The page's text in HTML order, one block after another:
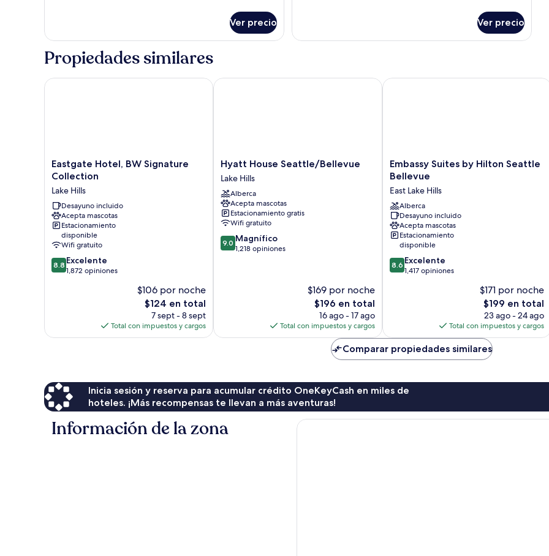
habitación
Ver precio
(View)
1
y
Ver precio
Propiedades similares
Eastgate
Hotel,
Signature
Collection
Lake
Hills
Eastgate Hotel, BW Signature
Collection
Lake Hills
Desayuno incluido
Acepta mascotas
Estacionamiento
disponible
Wifi gratuito
8.8
de
8.8 Excelente
1,872 opiniones
$106 por noche
El
precio
actual
es
$124 en total
7 sept - 8 sept
Total con impuestos y cargos
Eastgate Hotel, BW Signature Collection
Hyatt
House
Seattle/Bellevue
Lake
Hills
Hyatt House Seattle/Bellevue
Lake Hills
Alberca
Acepta mascotas
Estacionamiento gratis
Wifi gratuito
9.0
de
9.0 Magnífico
1,218 opiniones
$169 por noche
El
precio
actual
es
$196 en total
16 ago - 17 ago
Total con impuestos y cargos
Hyatt House Seattle/Bellevue
Embassy
Suites
Hilton
Seattle
Bellevue
East
Lake
Hills
Embassy Suites by Hilton Seattle
Bellevue
East Lake Hills
Alberca
Desayuno incluido
Acepta mascotas
Estacionamiento
disponible
8.6
de
8.6 Excelente
1,417 opiniones
$171 por noche
El
precio
actual
es
de
$199
$199 en total
23 ago - 24 ago
Total con impuestos y cargos
Embassy Suites by Hilton Seattle
Comparar propiedades similares
Inicia sesión y reserva para acumular crédito OneKeyCash en miles de
hoteles. ¡Más recompensas te llevan a más aventuras!
Información de la zona